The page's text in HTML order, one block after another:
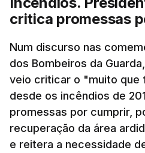
critica promessas
Num discurso nas
dos Bombeiros da
veio criticar o "muito que
desde os incêndios de
promessas por cumprir,
recuperação da área
e reitera a necessidade